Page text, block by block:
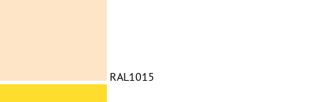
RAL1015